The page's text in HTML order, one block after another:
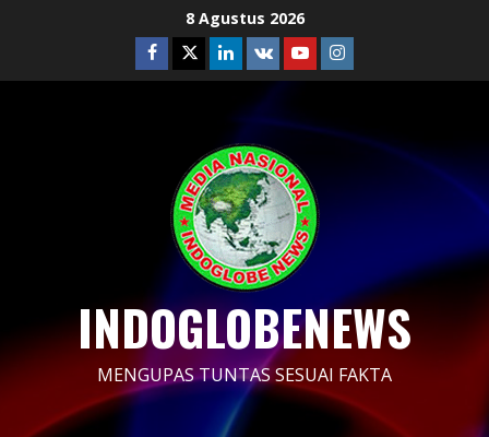
8 Agustus 2026
Facebook
TwitterLinkedin
VK YoutubeInstagram
INDOGLOBENEWS
MENGUPAS TUNTAS SESUAI FAKTA